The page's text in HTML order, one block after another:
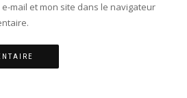
mail et mon site dans le navigateur